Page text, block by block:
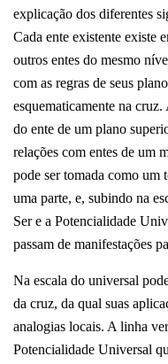
explicação dos diferentes
Cada ente existente existe
outros entes do mesmo
com as regras de seus
esquematicamente na
do ente de um plano
relações com entes de um
pode ser tomada como um
uma parte, e, subindo na
Ser e a Potencialidade
passam de manifestações
Na escala do universal
da cruz, da qual suas
analogias locais. A linha
Potencialidade Universal